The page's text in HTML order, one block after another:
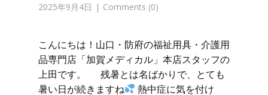
2025年9月4日 Comments (0)
こんにちは！山口・防府の福祉用具・介護用
品専門店「加賀メディカル」本店スタッフの
上田です。 残暑とは名ばかりで、とても
暑い日が続きますね
熱中症に気を付け